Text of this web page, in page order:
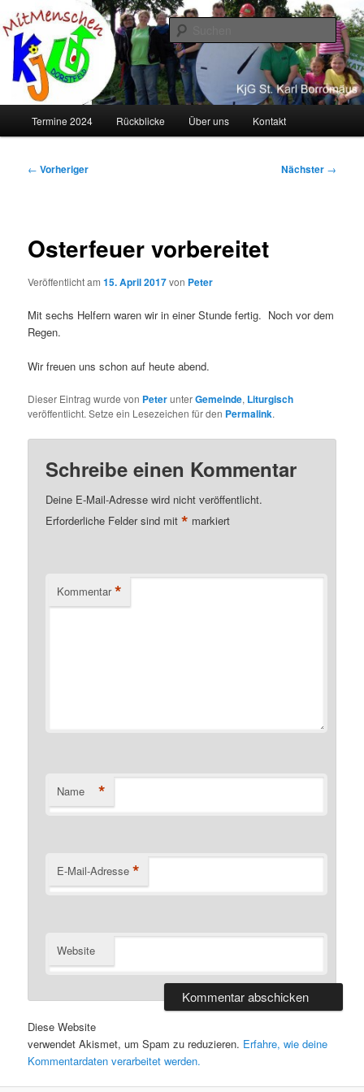
Zum
primären
Inhalt
springenKJG Dorstfeld
Termine 2024 Rückblicke Über uns Kontakt
Beitragsnavigation
← Vorheriger Nächster →
Osterfeuer vorbereitet
Veröffentlicht am15. April 2017von Peter
Mit sechs Helfern waren wir in einer Stunde fertig. Noch vor dem
Regen.
Wir freuen uns schon auf heute abend.
Dieser Eintrag wurde von PeterunterGemeinde, Liturgisch
veröffentlicht. Setze ein Lesezeichen für den Permalink.
Schreibe einen Kommentar
Deine E-Mail-Adresse wird nicht veröffentlicht.
Erforderliche Felder sind mit* markiert
Kommentar *
Name *
E-Mail-Adresse *
Website
Diese Website
verwendet Akismet, um Spam zu reduzieren. Erfahre, wie deine
Kommentardaten verarbeitet werden.